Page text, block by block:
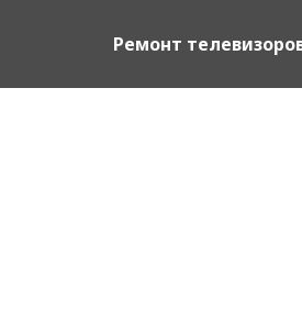
Ремонт